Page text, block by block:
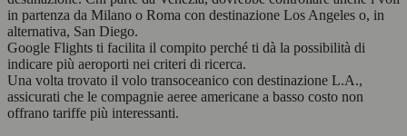
in partenza da Milano o Roma con destinazione Los Angeles o, in
alternativa, San Diego.
Google Flights ti facilita il compito perché ti dà la possibilità di
indicare più aeroporti nei criteri di ricerca.
Una volta trovato il volo transoceanico con destinazione L.A.,
assicurati che le compagnie aeree americane a basso costo non
offrano tariffe più interessanti.